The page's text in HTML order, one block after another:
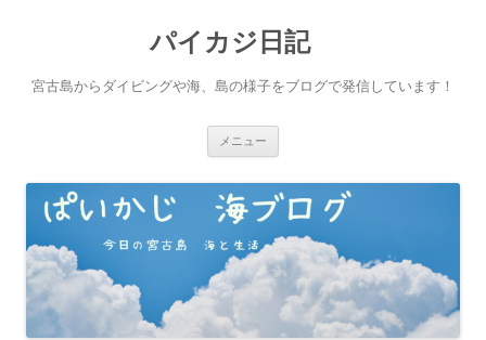
パイカジ日記
宮古島からダイビングや海、島の様子をブログで発信しています！
メニュー
ツ
へ
ス
キ
ッ
プ